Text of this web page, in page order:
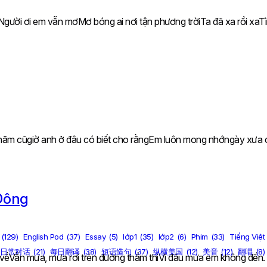
ơi em vẫn mơMơ bóng ai nơi tận phương trờiTa đã xa rồi
cũgiờ anh ở đâu có biết cho rằngEm luôn mong nhớngày
mưa, mưa rơi trên đường thầm thìVì đâu mưa em không
(129) English Pod (37) Essay (5) lớp1 (35) lớp2 (6) Phim (33)
Tiếng Việt
日常对话 (21) 每日翻译 (38) 短语造句 (37) 纵横美国 (12) 美音 (12) 翻唱 (8)